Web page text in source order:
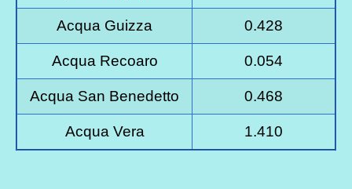
Acqua Guizza 0.428
Acqua Recoaro 0.054
Acqua San Benedetto 0.468
Acqua Vera 1.410